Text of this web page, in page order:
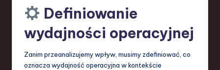
Definiowanie
wydajności operacyjnej
Zanim przeanalizujemy wpływ, musimy zdefiniować, co
oznacza wydajność operacyjna w kontekście